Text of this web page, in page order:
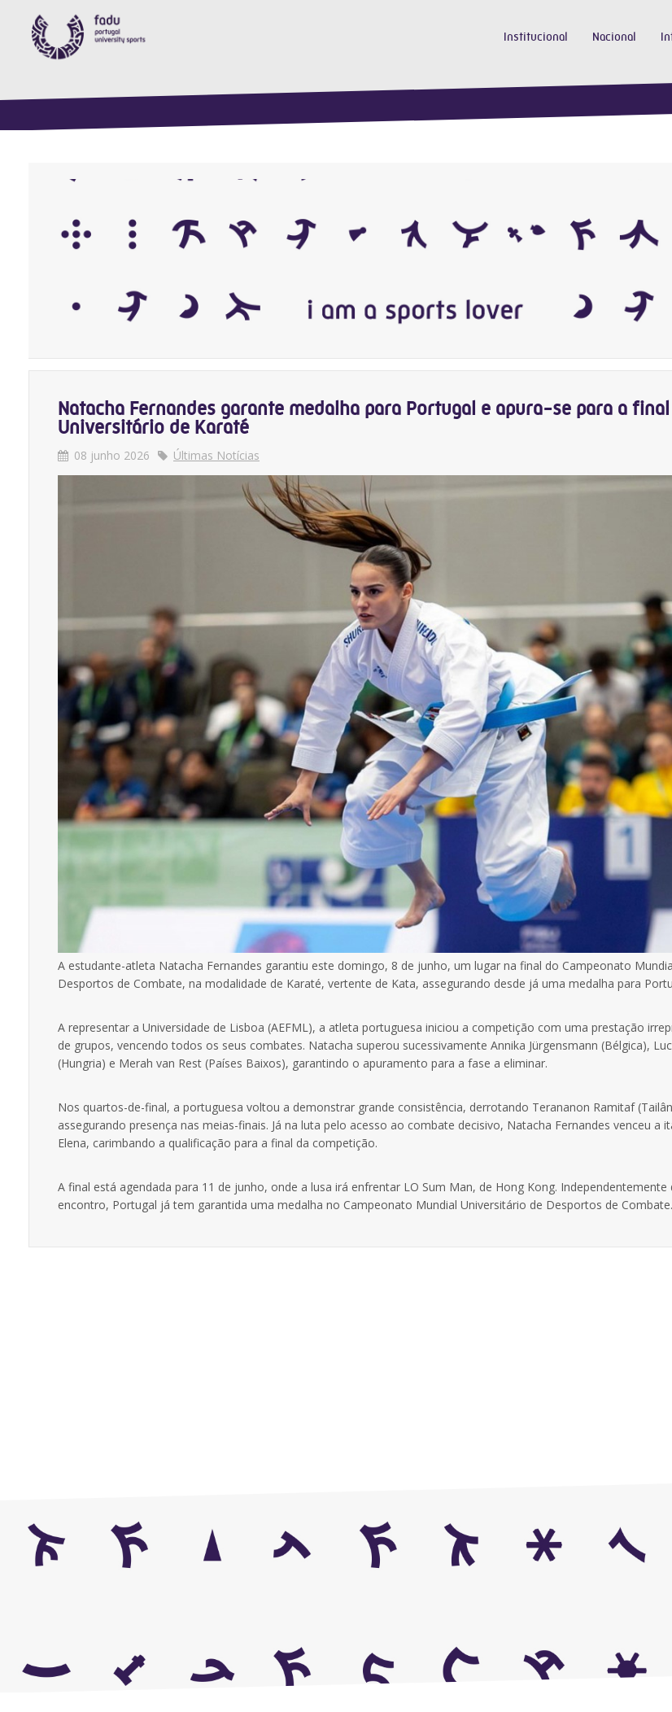
Institucional Nacional
Natacha Fernandes garante medalha para Portugal e apura-se para a
Universitário de Karaté
08 junho 2026 Últimas Notícias
A estudante-atleta Natacha Fernandes garantiu este domingo, 8 de junho, um lugar na final do Campeonato
Desportos de Combate, na modalidade de Karaté, vertente de Kata, assegurando desde já uma medalha para
A representar a Universidade de Lisboa (AEFML), a atleta portuguesa iniciou a competição com uma prestação
de grupos, vencendo todos os seus combates. Natacha superou sucessivamente Annika Jürgensmann (Bélgica),
(Hungria) e Merah van Rest (Países Baixos), garantindo o apuramento para a fase a eliminar.
Nos quartos-de-final, a portuguesa voltou a demonstrar grande consistência, derrotando Terananon Ramitaf
assegurando presença nas meias-finais. Já na luta pelo acesso ao combate decisivo, Natacha Fernandes venceu a
Elena, carimbando a qualificação para a final da competição.
A final está agendada para 11 de junho, onde a lusa irá enfrentar LO Sum Man, de Hong Kong.
encontro, Portugal já tem garantida uma medalha no Campeonato Mundial Universitário de Desportos de Combate.